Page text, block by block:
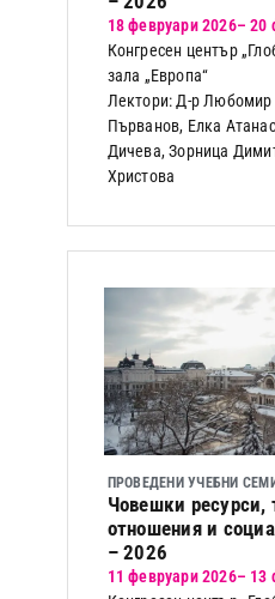
18 февруари 2026– 20
Конгресен център
зала „Европа“
Лектори: Д-р Любомир
Първанов, Елка
Дичева, Зорница
Христова
ПРОВЕДЕНИ УЧЕБНИ
Човешки ресурси,
отношения и
– 2026
11 февруари 2026– 13